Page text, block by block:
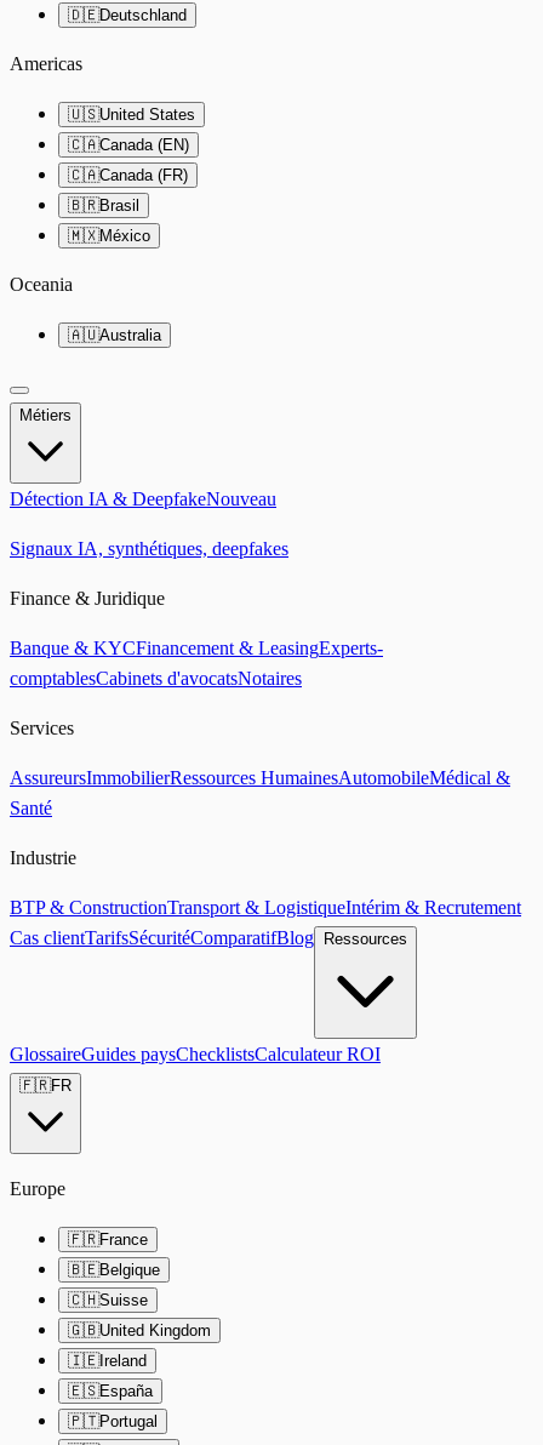
🇩🇪Deutschland
Americas
🇺🇸United States
🇨🇦Canada (EN)
🇨🇦Canada (FR)
🇧🇷Brasil
🇲🇽México
Oceania
🇦🇺Australia
Métiers
Détection IA & DeepfakeNouveau
Signaux IA, synthétiques, deepfakes
Finance & Juridique
Banque & KYCFinancement & LeasingExperts-
comptablesCabinets d'avocatsNotaires
Services
AssureursImmobilierRessources HumainesAutomobileMédical &
Santé
Industrie
BTP & ConstructionTransport & LogistiqueIntérim & Recrutement
Cas clientTarifsSécuritéComparatifBlog Ressources
GlossaireGuides paysChecklistsCalculateur ROI
🇫🇷FR
Europe
🇫🇷France
🇧🇪Belgique
🇨🇭Suisse
🇬🇧United Kingdom
🇮🇪Ireland
🇪🇸España
🇵🇹Portugal